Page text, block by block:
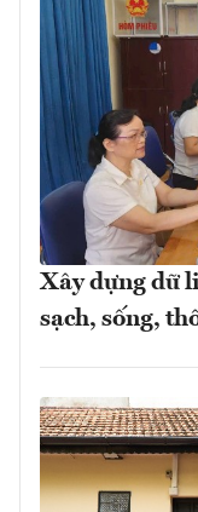
Xây dựng dữ
sạch, sống,